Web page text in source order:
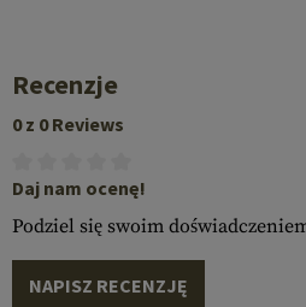
Recenzje
0 z 0 Reviews
Daj nam ocenę!
Podziel się swoim
NAPISZ RECENZJĘ